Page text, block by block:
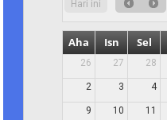
Hari ini
Aha Isn Sel
26 27 28
2 3 4
9 10 11